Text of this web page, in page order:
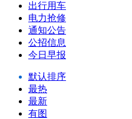
出行用车
电力抢修
通知公告
公招信息
今日早报
默认排序
最热
最新
有图